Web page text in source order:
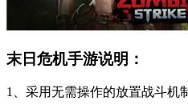
末日危机手游说明：
1、采用无需操作的放置战斗机